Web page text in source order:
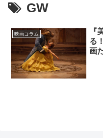
GW
映画コラム
『
る
画